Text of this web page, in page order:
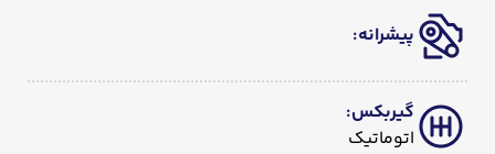
پیشرانه:
گیربکس:
اتوماتیک